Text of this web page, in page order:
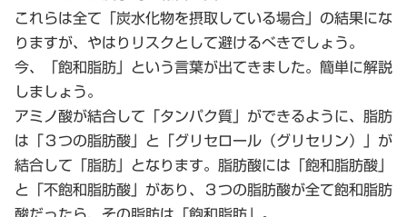
これらは全て「炭水化物を摂取している場合」の結果にな
りますが、やはりリスクとして避けるべきでしょう。
今、「飽和脂肪」という言葉が出てきました。簡単に解説
しましょう。
アミノ酸が結合して「タンパク質」ができるように、脂肪
は「３つの脂肪酸」と「グリセロール（グリセリン）」が
結合して「脂肪」となります。脂肪酸には「飽和脂肪酸」
と「不飽和脂肪酸」があり、３つの脂肪酸が全て飽和脂肪